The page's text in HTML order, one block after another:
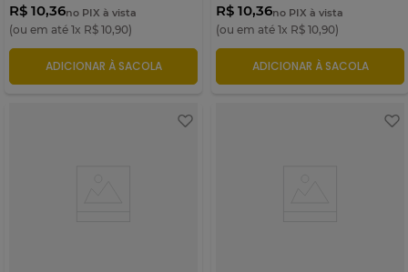
R$ 10,36no PIX à vista
(ou em até 1x R$ 10,90)
ADICIONAR À SACOLA
R$ 10,36no PIX à vista
(ou em até 1x R$ 10,90)
ADICIONAR À SACOLA